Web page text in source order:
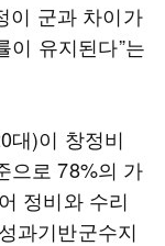
이 군과 차이가
이 유지된다”는
대)이 창정비
으로 78%의 가
정비와 수리
과기반군수지